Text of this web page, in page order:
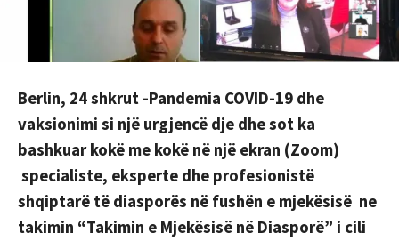
Berlin, 24 shkrut -Pandemia COVID-19 dhe
vaksionimi si një urgjencë dje dhe sot ka
bashkuar kokë me kokë në një ekran (Zoom)
specialiste, eksperte dhe profesionistë
shqiptarë të diasporës në fushën e mjekësisë ne
takimin “Takimin e Mjekësisë në Diasporë” i cili